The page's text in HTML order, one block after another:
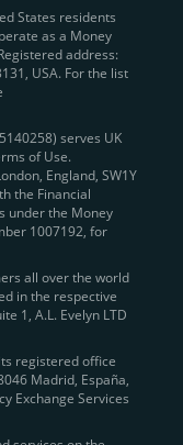
States residents
as a Money
address:
USA. For the list
serves UK
of Use.
England, SW1Y
the Financial
under the Money
1007192, for
all over the world
in the respective
1, A.L. Evelyn LTD
its registered office
Madrid, España,
Exchange Services